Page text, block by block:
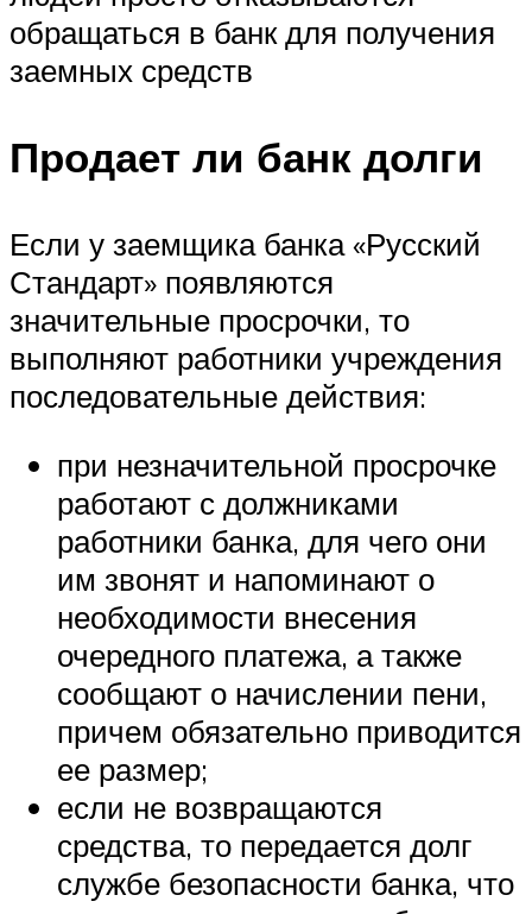
обращаться в банк для получения
заемных средств
Продает ли банк долги
Если у заемщика банка «Русский
Стандарт» появляются
значительные просрочки, то
выполняют работники учреждения
последовательные действия:
при незначительной просрочке
работают с должниками
работники банка, для чего они
им звонят и напоминают о
необходимости внесения
очередного платежа, а также
сообщают о начислении пени,
причем обязательно приводится
ее размер;
если не возвращаются
средства, то передается долг
службе безопасности банка, что